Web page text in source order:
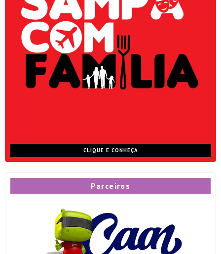
CLIQUE E CONHEÇA
Parceiros